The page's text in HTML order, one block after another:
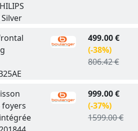
499.00 €
(-38%)
806.42 €
999.00 €
(-37%)
1599.00 €